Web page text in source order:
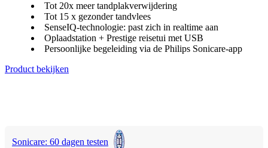
Tot 20x meer tandplakverwijdering
Tot 15 x gezonder tandvlees
SenseIQ-technologie: past zich in realtime aan
Oplaadstation + Prestige reisetui met USB
Persoonlijke begeleiding via de Philips Sonicare-app
Product bekijken
Sonicare: 60 dagen testen